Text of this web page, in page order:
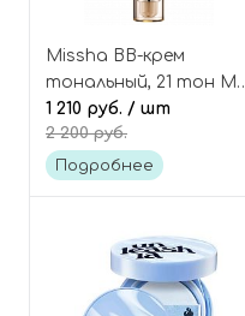
Missha BB-крем
тональный, 21 тон M
Perfect cover B.B Cream
1 210 руб. / шт
2 200 руб.
Подробнее